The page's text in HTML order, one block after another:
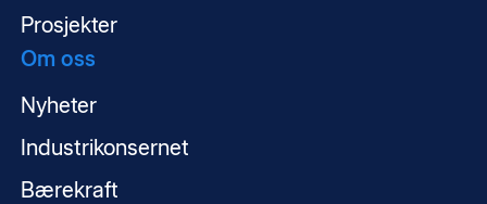
Prosjekter
Om oss
Nyheter
Industrikonsernet
Bærekraft